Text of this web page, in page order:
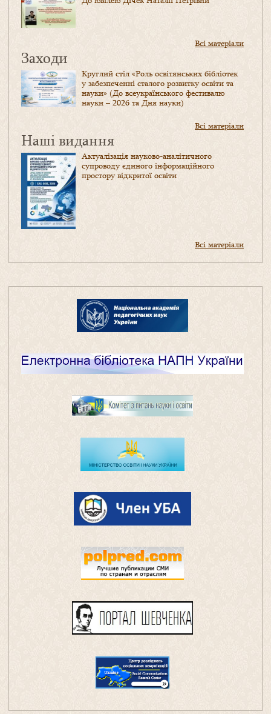
Всі матеріали
Заходи
Круглий стіл «Роль освітянських бібліотек
у забезпеченні сталого розвитку освіти та
науки» (До всеукраїнського фестивалю
науки – 2026 та Дня науки)
Всі матеріали
Наші видання
Актуалізація науково-аналітичного
супроводу єдиного інформаційного
простору відкритої освіти
Всі матеріали